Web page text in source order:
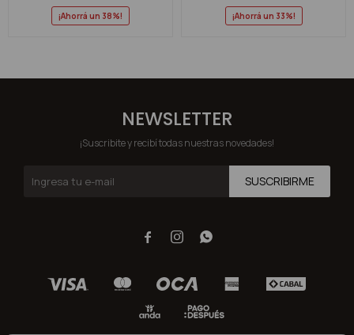
38 33
NEWSLETTER
¡Suscribite y recibí todas nuestras novedades!
SUSCRIBIRME
  